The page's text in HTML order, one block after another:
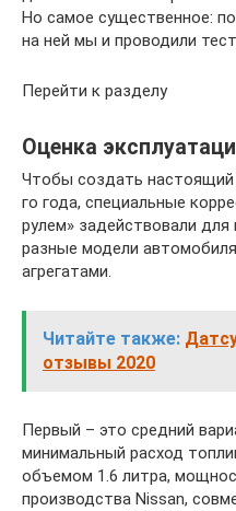
Но самое существенное:
на ней мы и проводили
Перейти к разделу
Оценка
Чтобы создать
го года, специальные
рулем» задействовали
разные модели
агрегатами.
Читайте также:
отзывы 2020
Первый – это средний
минимальный расход
объемом 1.6 литра,
производства Nissan,